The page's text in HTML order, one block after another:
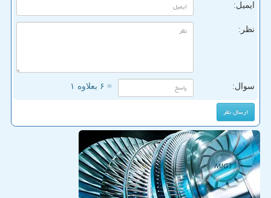
ایمیل:
نظر:
سوال: = ۶ بعلاوه ۱